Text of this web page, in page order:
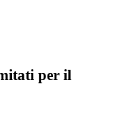
per il